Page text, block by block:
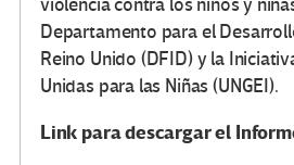
violencia contra los niños y
Departamento para el
Reino Unido (DFID) y la
Unidas para las Niñas (UNGEI).
Link para descargar el